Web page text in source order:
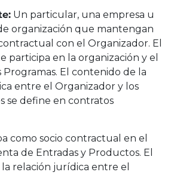
Un particular, una empresa u
organización que mantengan
con el Organizador. El
participa en la organización y el
El contenido de la
entre el Organizador y los
se define en contratos
como socio contractual en el
de Entradas y Productos. El
relación jurídica entre el